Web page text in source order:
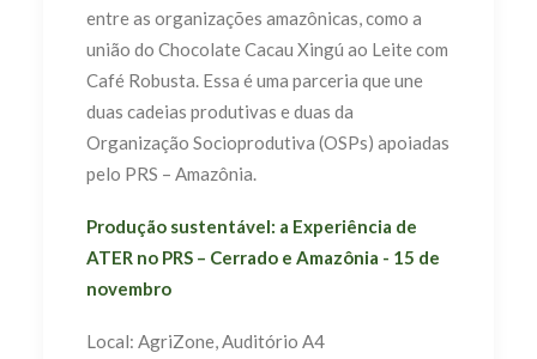
entre as organizações amazônicas, como a
união do Chocolate Cacau Xingú ao Leite com
Café Robusta. Essa é uma parceria que une
duas cadeias produtivas e duas da
Organização Socioprodutiva (OSPs) apoiadas
pelo PRS – Amazônia.
Produção sustentável: a Experiência de
ATER no PRS – Cerrado e Amazônia - 15 de
novembro
Local: AgriZone, Auditório A4